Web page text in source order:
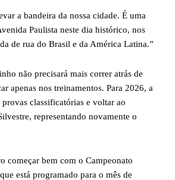
a bandeira da nossa cidade. É uma
Paulista neste dia histórico, nos
de rua do Brasil e da América Latina.”
não precisará mais correr atrás de
apenas nos treinamentos. Para 2026, a
provas classificatórias e voltar ao
representando novamente o
começar bem com o Campeonato
está programado para o mês de